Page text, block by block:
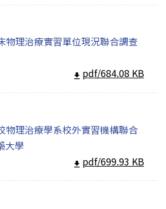
物理治療實習單位現況聯合調查
pdf/684.08 KB
物理治療學系校外實習機構聯合
大學
pdf/699.93 KB